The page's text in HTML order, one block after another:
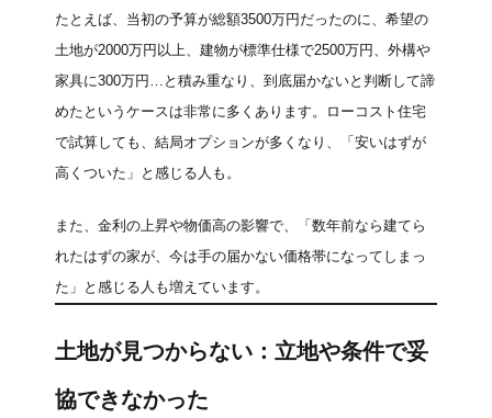
たとえば、当初の予算が総額3500万円だったのに、希望の
土地が2000万円以上、建物が標準仕様で2500万円、外構や
家具に300万円…と積み重なり、到底届かないと判断して諦
めたというケースは非常に多くあります。ローコスト住宅
で試算しても、結局オプションが多くなり、「安いはずが
高くついた」と感じる人も。
また、金利の上昇や物価高の影響で、「数年前なら建てら
れたはずの家が、今は手の届かない価格帯になってしまっ
た」と感じる人も増えています。
土地が見つからない：立地や条件で妥
協できなかった